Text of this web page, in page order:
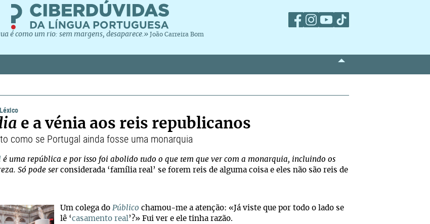
é como um rio: sem margens, desaparece.» João Carreira Bom
Léxico
e a vénia aos reis republicanos
como se Portugal ainda fosse uma monarquia
é uma república e por isso foi abolido tudo o que tem que ver com a monarquia, incluindo os
Só pode ser considerada ‘família real’ se forem reis de alguma coisa e eles não são reis de
Um colega do Público chamou-me a atenção: «Já viste que por todo o lado se
lê ‘casamento real’?» Fui ver e ele tinha razão.